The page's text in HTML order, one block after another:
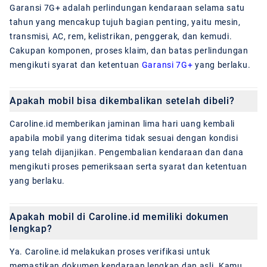
Garansi 7G+ adalah perlindungan kendaraan selama satu
tahun yang mencakup tujuh bagian penting, yaitu mesin,
transmisi, AC, rem, kelistrikan, penggerak, dan kemudi.
Cakupan komponen, proses klaim, dan batas perlindungan
mengikuti syarat dan ketentuan Garansi 7G+ yang berlaku.
Apakah mobil bisa dikembalikan setelah dibeli?
Caroline.id memberikan jaminan lima hari uang kembali
apabila mobil yang diterima tidak sesuai dengan kondisi
yang telah dijanjikan. Pengembalian kendaraan dan dana
mengikuti proses pemeriksaan serta syarat dan ketentuan
yang berlaku.
Apakah mobil di Caroline.id memiliki dokumen
lengkap?
Ya. Caroline.id melakukan proses verifikasi untuk